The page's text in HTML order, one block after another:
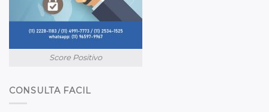
Score Positivo
CONSULTA FACIL